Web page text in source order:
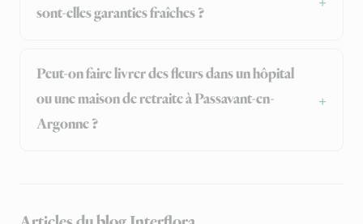
sont-elles garanties fraîches ?
Peut-on faire livrer des fleurs dans un hôpital
ou une maison de retraite à Passavant-en-
Argonne ?